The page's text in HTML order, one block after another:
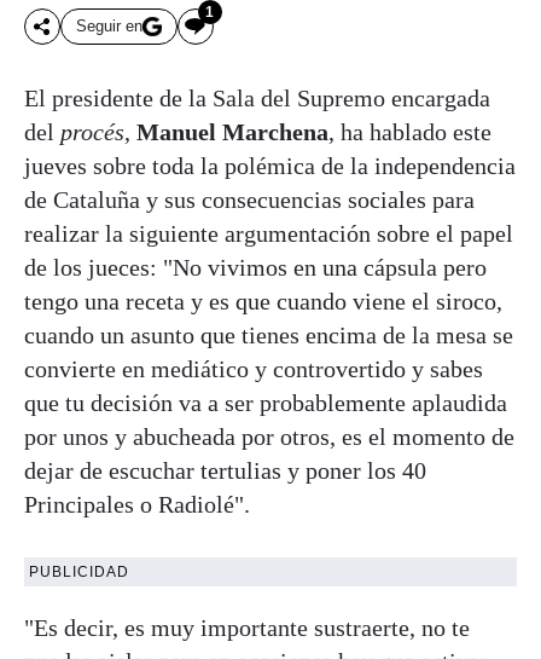
Seguir en
1
El presidente de la Sala del Supremo encargada
del procés, Manuel Marchena, ha hablado este
jueves sobre toda la polémica de la independencia
de Cataluña y sus consecuencias sociales para
realizar la siguiente argumentación sobre el papel
de los jueces: "No vivimos en una cápsula pero
tengo una receta y es que cuando viene el siroco,
cuando un asunto que tienes encima de la mesa se
convierte en mediático y controvertido y sabes
que tu decisión va a ser probablemente aplaudida
por unos y abucheada por otros, es el momento de
dejar de escuchar tertulias y poner los 40
Principales o Radiolé".
PUBLICIDAD
"Es decir, es muy importante sustraerte, no te